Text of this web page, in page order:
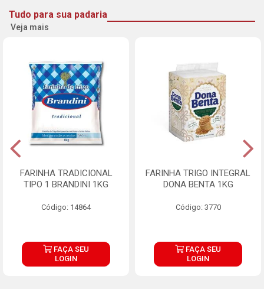
Tudo para sua padaria
Veja mais
FARINHA TRADICIONAL
TIPO 1 BRANDINI 1KG
Código: 14864
FAÇA SEU
LOGIN
FARINHA TRIGO INTEGRAL
DONA BENTA 1KG
Código: 3770
FAÇA SEU
LOGIN